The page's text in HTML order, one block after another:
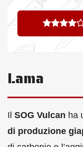
Lama
Il SOG Vulcan ha
di produzione